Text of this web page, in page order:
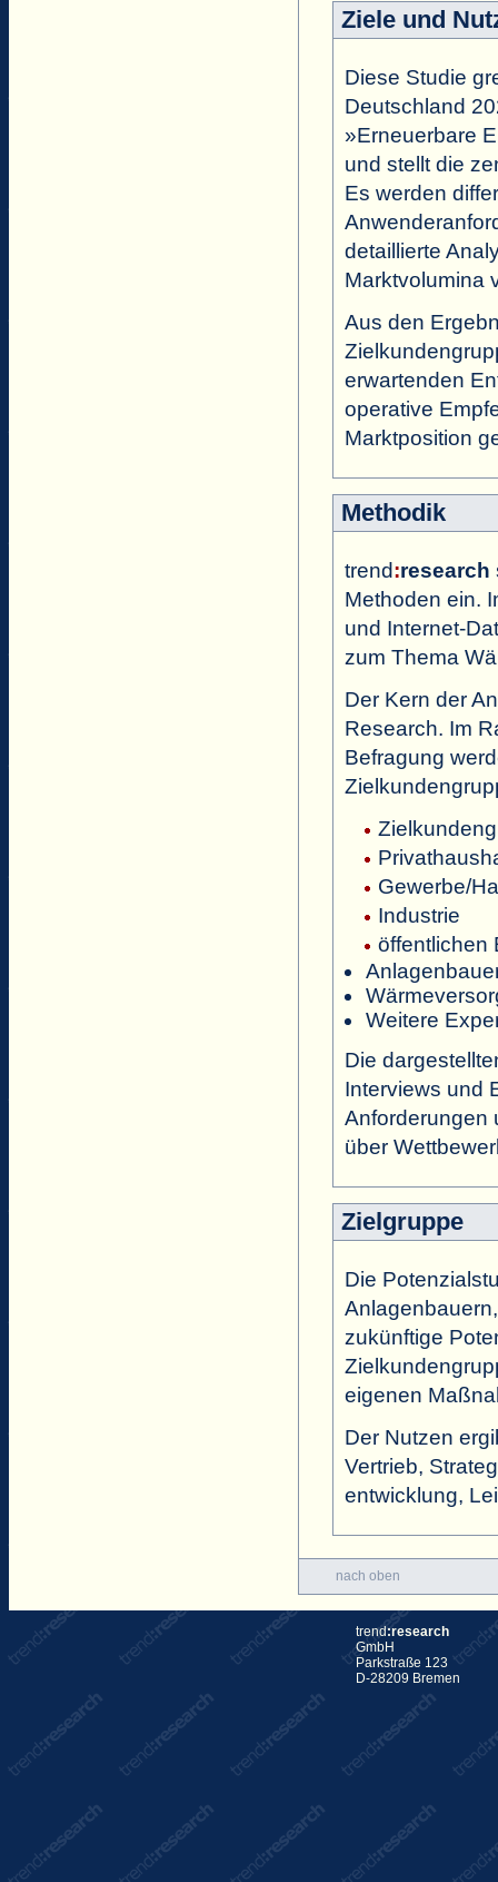
Ziele und
Diese Studie
Deutschland
»Erneuerbare
und stellt die
Es werden
detaillierte
Marktvolumina
Aus den
erwartenden
operative
Marktposition
Methodik
trend:research
Methoden ein.
und Internet-
zum Thema
Der Kern der
Research. Im
Befragung
Gewerbe/
Industrie
öffentlichen
Weitere
Die
Interviews und
Anforderungen
über
Zielgruppe
Die
zukünftige
eigenen
Der Nutzen
Vertrieb,
entwicklung,
nach oben
trend:research
GmbH
Parkstraße 123
D-28209 Bremen